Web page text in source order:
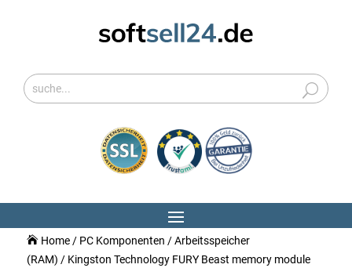
Home/ PC Komponenten /Arbeitsspeicher
(RAM) / Kingston Technology FURY Beast memory module